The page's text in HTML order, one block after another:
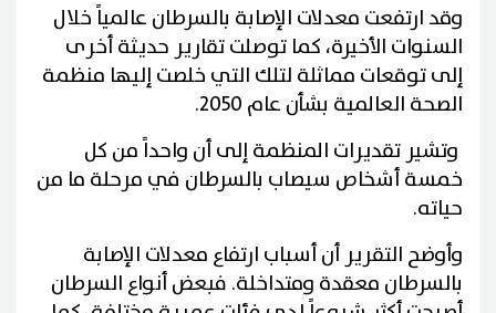
وقد ارتفعت معدلات الإصابة بالسرطان عالمياً خلال
السنوات الأخيرة، كما توصلت تقارير حديثة أخرى
إلى توقعات مماثلة لتلك التي خلصت إليها منظمة
الصحة العالمية بشأن عام 2050.
وتشير تقديرات المنظمة إلى أن واحداً من كل
خمسة أشخاص سيصاب بالسرطان في مرحلة ما من
حياته.
وأوضح التقرير أن أسباب ارتفاع معدلات الإصابة
بالسرطان معقدة ومتداخلة. فبعض أنواع السرطان